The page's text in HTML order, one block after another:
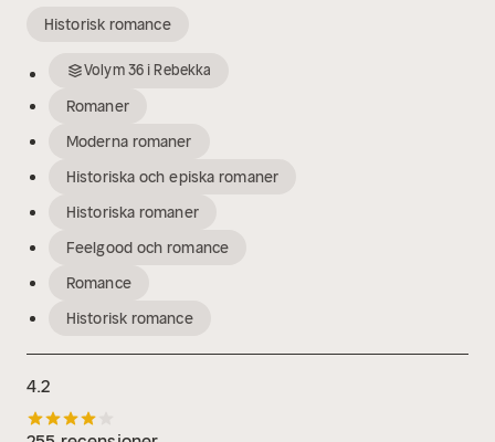
Historisk romance
Volym36 iRebekka
Romaner
Moderna romaner
Historiska och episka romaner
Historiska romaner
Feelgood och romance
Romance
Historisk romance
4.2